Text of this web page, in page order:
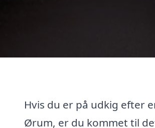
Hvis du er på udkig efter
Ørum, er du kommet til